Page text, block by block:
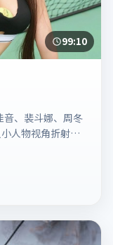
99:10
音、裴斗娜、周冬
人物视角折射时
，上映日期以片